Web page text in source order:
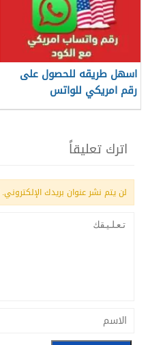
اسهل طريقه للحصول على
رقم امريكي للواتس
اترك تعليقاً
لن يتم نشر عنوان بريدك الإلكتروني.